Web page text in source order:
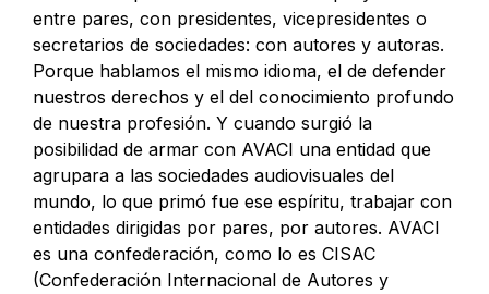
entre pares, con presidentes, vicepresidentes o
secretarios de sociedades: con autores y autoras.
Porque hablamos el mismo idioma, el de defender
nuestros derechos y el del conocimiento profundo
de nuestra profesión. Y cuando surgió la
posibilidad de armar con AVACI una entidad que
agrupara a las sociedades audiovisuales del
mundo, lo que primó fue ese espíritu, trabajar con
entidades dirigidas por pares, por autores. AVACI
es una confederación, como lo es CISAC
(Confederación Internacional de Autores y